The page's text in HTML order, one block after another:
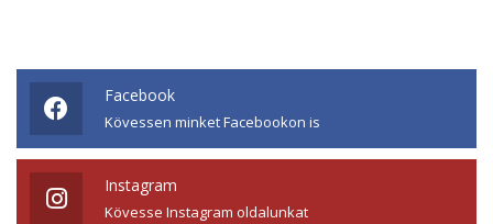
Facebook
Kövessen minket Facebookon is
Instagram
Kövesse Instagram oldalunkat